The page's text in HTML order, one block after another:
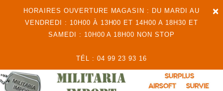
×
HORAIRES OUVERTURE MAGASIN : DU MARDI AU
VENDREDI : 10H00 À 13H00 ET 14H00 A 18H30 ET
SAMEDI : 10H00 A 18H00 NON STOP
TÉL : 04 99 23 93 16